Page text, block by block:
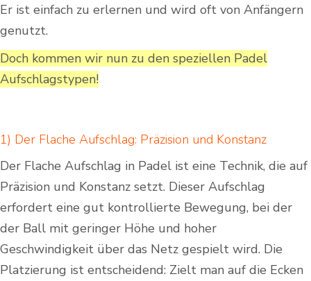
Er ist einfach zu erlernen und wird oft von Anfängern
genutzt.
Doch kommen wir nun zu den speziellen Padel
Aufschlagstypen!
1) Der Flache Aufschlag: Präzision und Konstanz
Der Flache Aufschlag in Padel ⁢ist eine Technik, die auf
Präzision und Konstanz setzt. Dieser ⁤Aufschlag
erfordert eine gut kontrollierte Bewegung, bei der
der Ball mit geringer Höhe und hoher
Geschwindigkeit über das Netz gespielt wird. Die
Platzierung ist entscheidend: Zielt man auf die Ecken